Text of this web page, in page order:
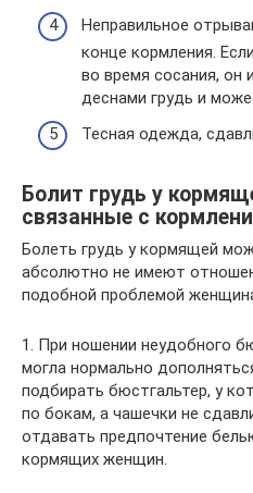
Неправильное
конце кормления.
во время сосания, он
деснами грудь и
Тесная одежда,
Болит грудь у
связанные с
Болеть грудь у кормящей
абсолютно не имеют
подобной проблемой
1. При ношении неудобного
могла нормально
подбирать бюстгальтер, у
по бокам, а чашечки не
отдавать предпочтение
кормящих женщин.